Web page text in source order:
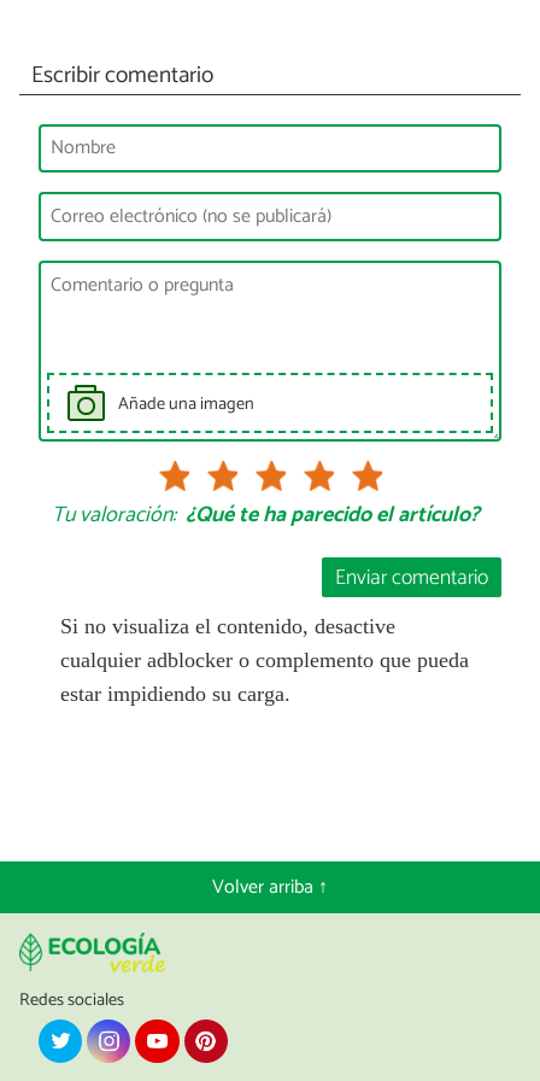
Escribir comentario
Añade una imagen
Tu valoración: ¿Qué te ha parecido el artículo?
Enviar comentario
Si no visualiza el contenido, desactive
cualquier adblocker o complemento que pueda
estar impidiendo su carga.
Volver arriba ↑
Redes sociales